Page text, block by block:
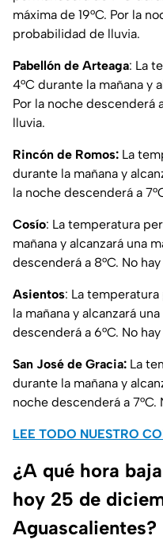
máxima de 19°C. Por la
probabilidad de lluvia.
Pabellón de Arteaga: La
4°C durante la mañana y
Por la noche descenderá
lluvia.
Rincón de Romos: La
durante la mañana y
la noche descenderá a
Cosío: La temperatura
mañana y alcanzará una
descenderá a 8°C. No
Asientos: La
la mañana y alcanzará
descenderá a 6°C. No
San José de Gracia: La
durante la mañana y
noche descenderá a
LEE TODO NUESTRO
¿A qué hora
hoy 25 de
Aguascalientes?